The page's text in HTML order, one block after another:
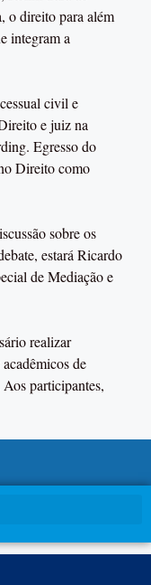
o direito para além
integram a
civil e
e juiz na
Egresso do
Direito como
sobre os
estará Ricardo
de Mediação e
realizar
de
participantes,